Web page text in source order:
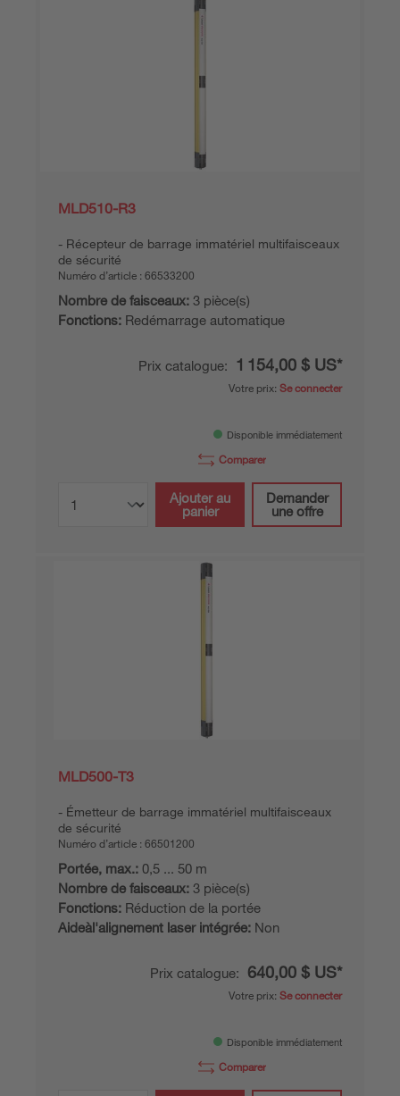
MLD510-R3
Récepteur de barrage immatériel multifaisceaux
de sécurité
Numéro d’article : 66533200
Nombre de faisceaux: 3 pièce(s)
Fonctions: Redémarrage automatique
Prix catalogue: 1 154,00 $ US*
Votre prix: Se connecter
Disponible immédiatement
Comparer
Ajouter au
panier
Demander
une offre
MLD500-T3
Émetteur de barrage immatériel multifaisceaux
de sécurité
Numéro d’article : 66501200
Portée, max.: 0,5 ... 50 m
Nombre de faisceaux: 3 pièce(s)
Fonctions: Réduction de la portée
Aideàl'alignement laser intégrée: Non
Prix catalogue: 640,00 $ US*
Votre prix: Se connecter
Disponible immédiatement
Comparer